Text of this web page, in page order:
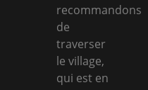
recommandons
de
traverser
le village,
qui est en